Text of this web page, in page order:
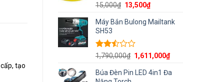
Được xếp
5 sao
15,000₫ Giá
là:
13,500₫Giá
tại
Máy Bắn Bulong Mailtank
SH53
Được
hạng
2.50
1,790,000₫ Giá
là:
1,611,000₫Giá
tại
Búa Đèn Pin LED 4in1 Đa
tạo